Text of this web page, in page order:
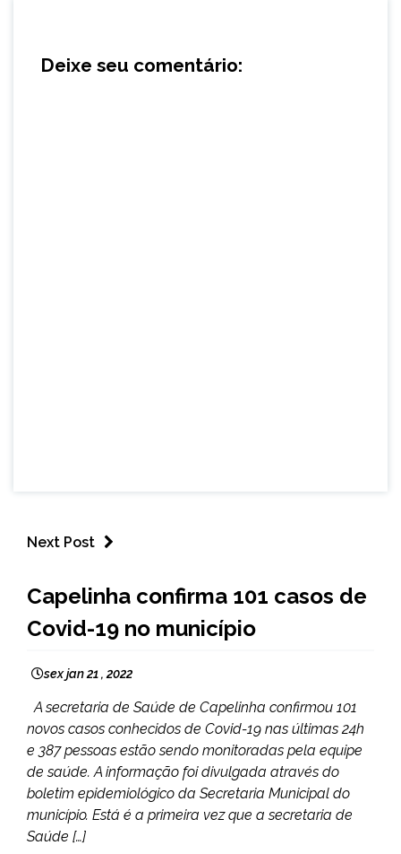
Deixe seu comentário:
Next Post
NOTÍCIAS
Capelinha confirma 101 casos de
Covid-19 no município
sex jan 21 , 2022
A secretaria de Saúde de Capelinha confirmou 101
novos casos conhecidos de Covid-19 nas últimas 24h
e 387 pessoas estão sendo monitoradas pela equipe
de saúde. A informação foi divulgada através do
boletim epidemiológico da Secretaria Municipal do
município. Está é a primeira vez que a secretaria de
Saúde […]